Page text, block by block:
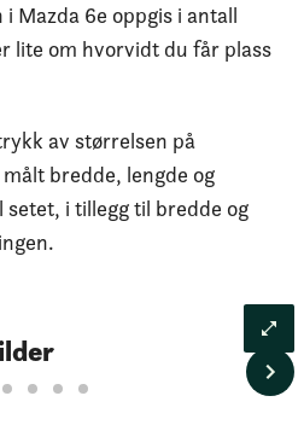
Mazda 6e oppgis i antall
lite om hvorvidt du får plass
av størrelsen på
bredde, lengde og
i tillegg til bredde og